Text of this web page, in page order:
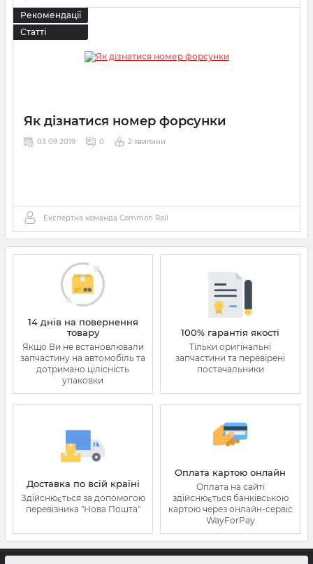
Рекомендації
Статті
Як дізнатися номер форсунки
03 09 2019 0 2 хвилини
Експертна команда Сommon Rail
14 днів на повернення
товару
Якщо Ви не встановлювали
запчастину на автомобіль та
дотримано цілісність
упаковки
100% гарантія якості
Тільки оригінальні
запчастини та перевірені
постачальники
Доставка по всій країні
Здійснюється за допомогою
перевізника "Нова Пошта"
Оплата картою онлайн
Оплата на сайті
здійснюється банківською
картою через онлайн-сервіс
WayForPay